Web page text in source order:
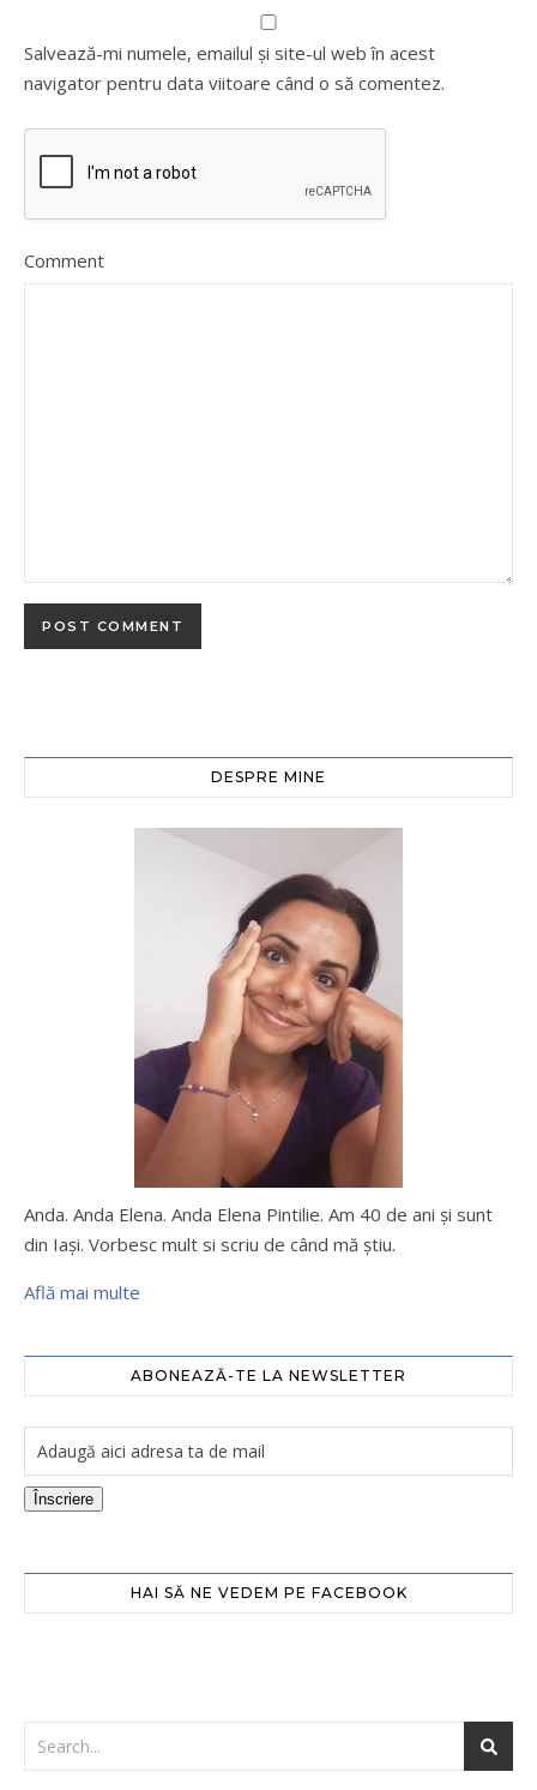
Salvează-mi numele, emailul și site-ul web în acest
navigator pentru data viitoare când o să comentez.
Comment
DESPRE MINE
Anda. Anda Elena. Anda Elena Pintilie. Am 40 de ani şi sunt
din Iaşi. Vorbesc mult si scriu de când mă ştiu.
Află mai multe
ABONEAZĂ-TE LA NEWSLETTER
Înscriere
HAI SĂ NE VEDEM PE FACEBOOK